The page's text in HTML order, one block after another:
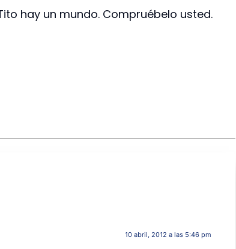
hay un mundo. Compruébelo usted.
10 abril, 2012 a las 5:46 pm